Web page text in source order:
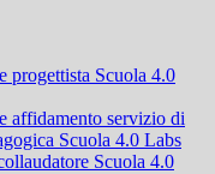
progettista Scuola 4.0
affidamento servizio di
Scuola 4.0 Labs
Scuola 4.0